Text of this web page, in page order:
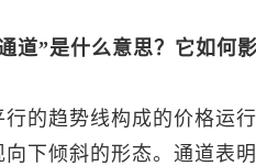
道”是什么意思？它如何
的趋势线构成的价格运
向下倾斜的形态。通道表